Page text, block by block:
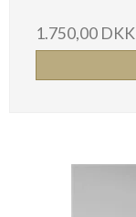
1.750,00 DKK